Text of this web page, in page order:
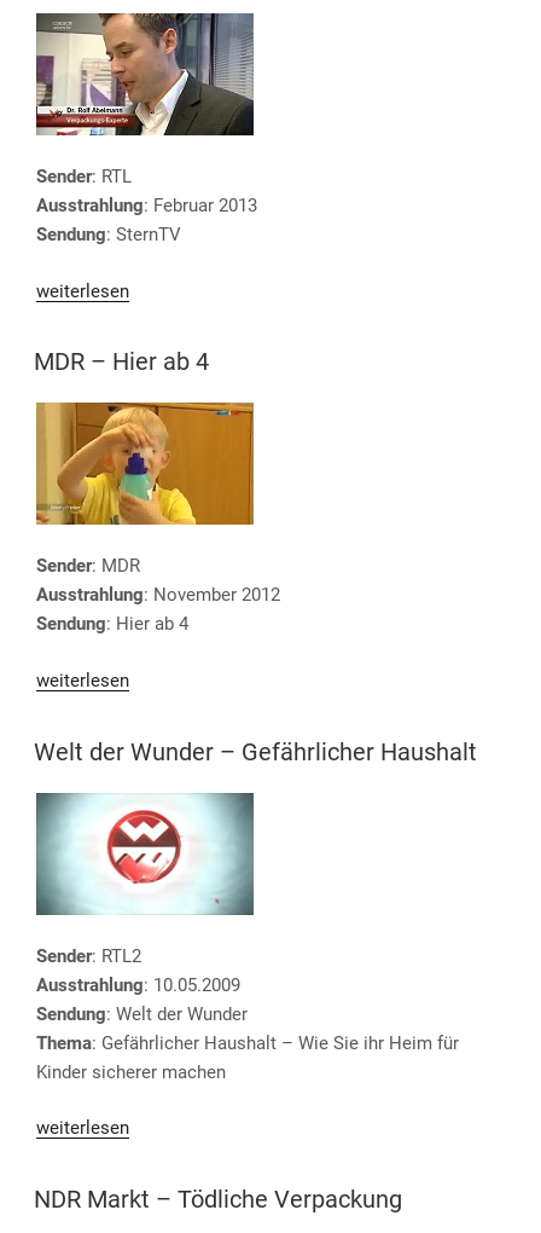
Sender: RTL
Ausstrahlung: Februar 2013
Sendung: SternTV
„RTL
SternTV“
weiterlesen
VERÖFFENTLICHT
AM
MDR – Hier ab 4
Sender: MDR
Ausstrahlung: November 2012
Sendung: Hier ab 4
„MDR
ab
4“
weiterlesen
VERÖFFENTLICHT
AM
Welt der Wunder – Gefährlicher Haushalt
Sender: RTL2
Ausstrahlung: 10.05.2009
Sendung: Welt der Wunder
Thema: Gefährlicher Haushalt – Wie Sie ihr Heim für
Kinder sicherer machen
„Welt
–
weiterlesen
VERÖFFENTLICHT
AM
NDR Markt – Tödliche Verpackung